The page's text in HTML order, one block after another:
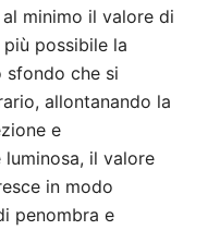
minimo il valore di
possibile la
che si
allontanando la
e
il valore
in modo
penombra e